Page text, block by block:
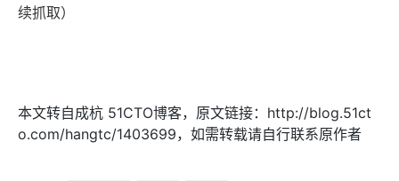
续抓取）
本文转自成杭 51CTO博客，原文链接：http://blog.51ct
o.com/hangtc/1403699，如需转载请自行联系原作者